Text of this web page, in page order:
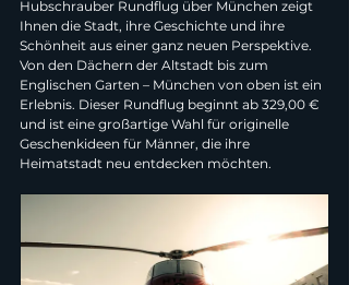
Hubschrauber Rundflug über München zeigt
Ihnen die Stadt, ihre Geschichte und ihre
Schönheit aus einer ganz neuen Perspektive.
Von den Dächern der Altstadt bis zum
Englischen Garten – München von oben ist ein
Erlebnis. Dieser Rundflug beginnt ab 329,00 €
und ist eine großartige Wahl für originelle
Geschenkideen für Männer, die ihre
Heimatstadt neu entdecken möchten.